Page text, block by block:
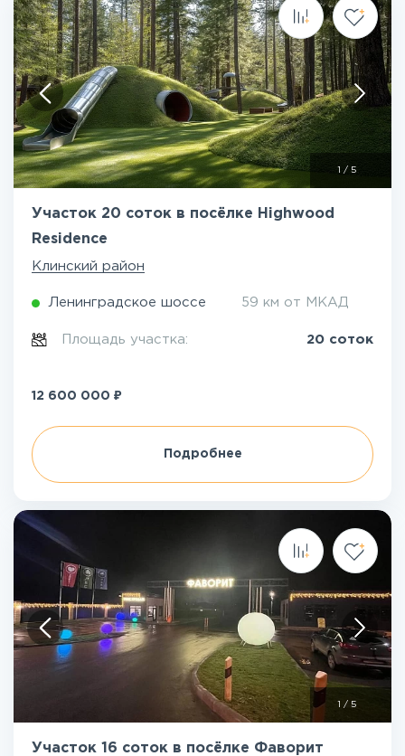
/ 5
Участок 20 соток в посёлке Highwood
Residence
Клинский район
Ленинградское шоссе 59 км от МКАД
Площадь участка: 20 соток
12 600 000 ₽
Подробнее
/ 5
Участок 16 соток в посёлке Фаворит